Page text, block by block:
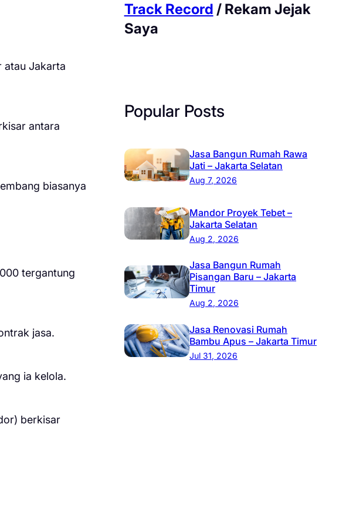
atau Jakarta
antara
biasanya
tergantung
jasa.
ia kelola.
berkisar
Track Record / Rekam Jejak
Saya
Popular Posts
Jasa Bangun Rumah Rawa
Jati – Jakarta Selatan
Aug 7, 2026
Mandor Proyek Tebet –
Jakarta Selatan
Aug 2, 2026
Jasa Bangun Rumah
Pisangan Baru – Jakarta
Timur
Aug 2, 2026
Jasa Renovasi Rumah
Bambu Apus – Jakarta Timur
Jul 31, 2026